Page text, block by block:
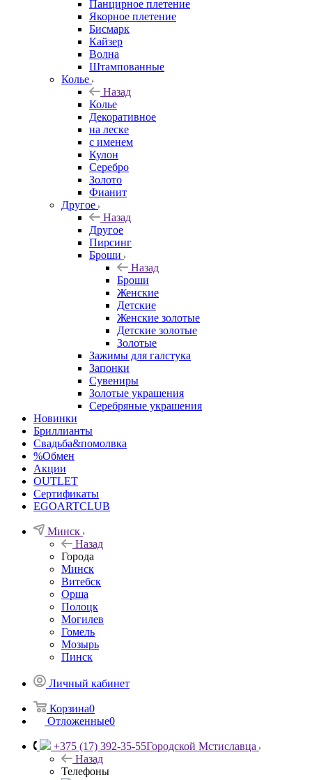
Панцирное плетение
Якорное плетение
Бисмарк
Кайзер
Волна
Штампованные
Колье
Назад
Колье
Декоративное
на леске
с именем
Кулон
Серебро
Золото
Фианит
Другое
Назад
Другое
Пирсинг
Броши
Назад
Броши
Женские
Детские
Женские золотые
Детские золотые
Золотые
Зажимы для галстука
Запонки
Сувениры
Золотые украшения
Серебряные украшения
Новинки
Бриллианты
Свадьба&помолвка
%Обмен
Акции
OUTLET
Сертификаты
EGOARTCLUB
Минск
Назад
Города
Минск
Витебск
Орша
Полоцк
Могилев
Гомель
Мозырь
Пинск
Личный кабинет
Корзина0
Отложенные0
+375 (17) 392-35-55Городской Мстиславца
Назад
Телефоны